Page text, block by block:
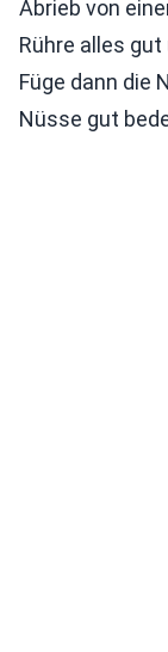
Abrieb von
Rühre alles
Füge dann die
Nüsse gut